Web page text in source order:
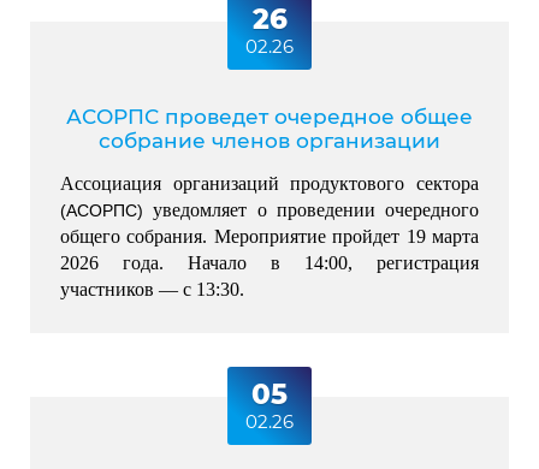
26
02.26
АСОРПС проведет очередное общее
собрание членов организации
(АСОРПС) уведомляет о проведении очередного
общего собрания. Мероприятие пройдет 19 марта
2026 года. Начало в 14:00, регистрация
участников — с 13:30.
05
02.26